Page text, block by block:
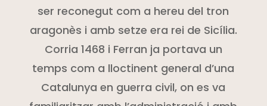
ser reconegut com a hereu del tron
aragonès i amb setze era rei de Sicília.
Corria 1468 i Ferran ja portava un
temps com a lloctinent general d’una
Catalunya en guerra civil, on es va